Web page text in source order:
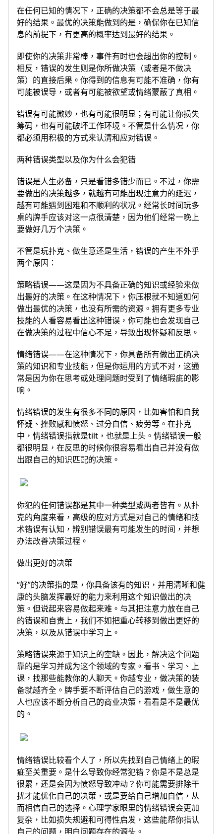
在任何已知的情况下，正确的决策都不会总是等于最
好的结果。最优的决策能做到的是，确保你在已知信
息的前提下，有更高的概率达到最好的结果。
即使你的决策非常棒，事件有时也会超出你的控制。
相反，错误的发生则是你所做决策（或者是不做决
策）的直接后果。你得到的信息有可能不准确，你有
可能被误导，或者有可能被欲望或情绪蒙蔽了真相。
错误有可能微妙，也有可能很明显；有可能让你损失
筹码，也有可能破坏工作环境。不管是什么情况，你
都必须用积极的方式来认清和应对错误。
两种错误类型以及你为什么会犯错
错误是人生必备，只是看错多错少而已。不过，你需
要做出的决策越多，就越有可能出现注意力的延迟，
越有可能遇到困难和不顺利的状况。经常长时间玩多
桌的牌手应该对这一点很清楚，因为他们经常一晚上
要做好几万个决策。
不管是玩扑克、做生意还是生活，错误的产生不外乎
两个原因：
策略错误——这是因为不具备正确的知识或经验来做
出最好的决策。在这种情况下，你压根就不知道如何
做出最优的决策，也没有所需的资源。拥有更多专业
技能的人看容易看出这种错误，你可能也会发现自己
在做决策的过程中信心不足，导致出现怀疑和反思。
情绪错误——在这种情况下，你具备所有做出正确决
策的知识和专业技能，但是你运用的方式不对，这通
常是因为你在思考或处理问题时受到了情绪瑕疵的影
响。
情绪错误的发生有很多不同的原因，比如害怕和自我
怀疑、挫败感和愤怒、过分自信、疲劳等。在扑克
中，情绪错误指就是tilt，也就是上头。情绪错误一般
都很明显，在反思的时候你很容易看出自己并没有做
出跟自己的知识匹配的决策。
你犯的任何错误都是其中一种类型或两者皆有。从扑
克的角度来看，高级的应对方式是对自己的情绪和技
术错误有认知，辨别错误最有可能发生的时间，并想
办法改善决策过程。
做出更好的决策
“好”的决策指的是，你具备该有的知识，并用清晰和健
康的头脑发挥最好的能力来利用这个知识做出的决
策。但说起来容易做起来难。与其把注意力放在自己
的错误和自责上，我们不如把重心转移到做出更好的
决策，以及从错误中学习上。
策略错误来源于知识上的空缺。因此，解决这个问题
靠的是学习并成为这个领域的专家。看书、学习、上
课，找那些能教你的人聊天。你越专业，做决策的装
备就越齐全。牌手要不断评估自己的游戏，做生意的
人也应该不断分析自己的商业决策，看看是不是最优
的。
情绪错误比较看个人了，所以先找到自己情绪上的瑕
疵至关重要。是什么导致你经常犯错？你是不是总是
很累，还是会因为愤怒导致冲动？你可能需要排除干
扰才能优化自己的决策，或是要给自己增加自信，从
而相信自己的选择。心理学家眼里的情绪错误会更加
复杂，比如损失规避和可得性启发，这些能帮你指认
自己的问题，明白问题存在的源头。